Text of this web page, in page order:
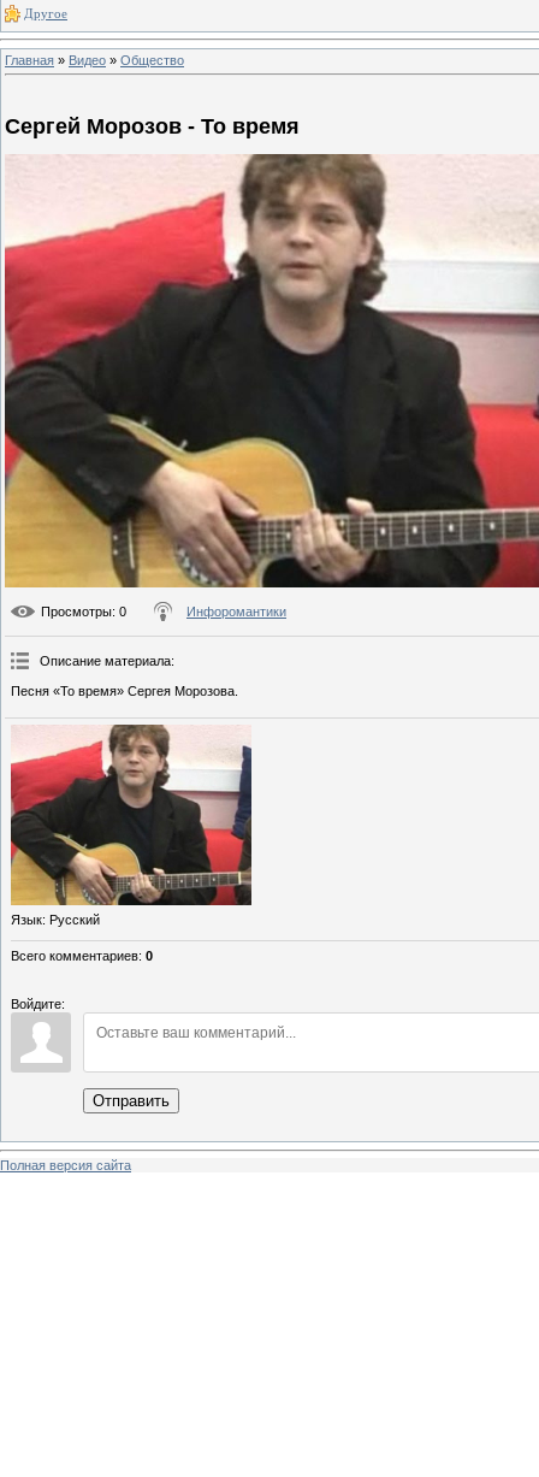
Другое
Главная » Видео » Общество
Сергей Морозов - То время
Просмотры: 0 Инфоромантики
Описание материала:
Песня «То время» Сергея Морозова.
Язык: Русский
Всего комментариев: 0
Войдите:
Отправить
Полная версия сайта